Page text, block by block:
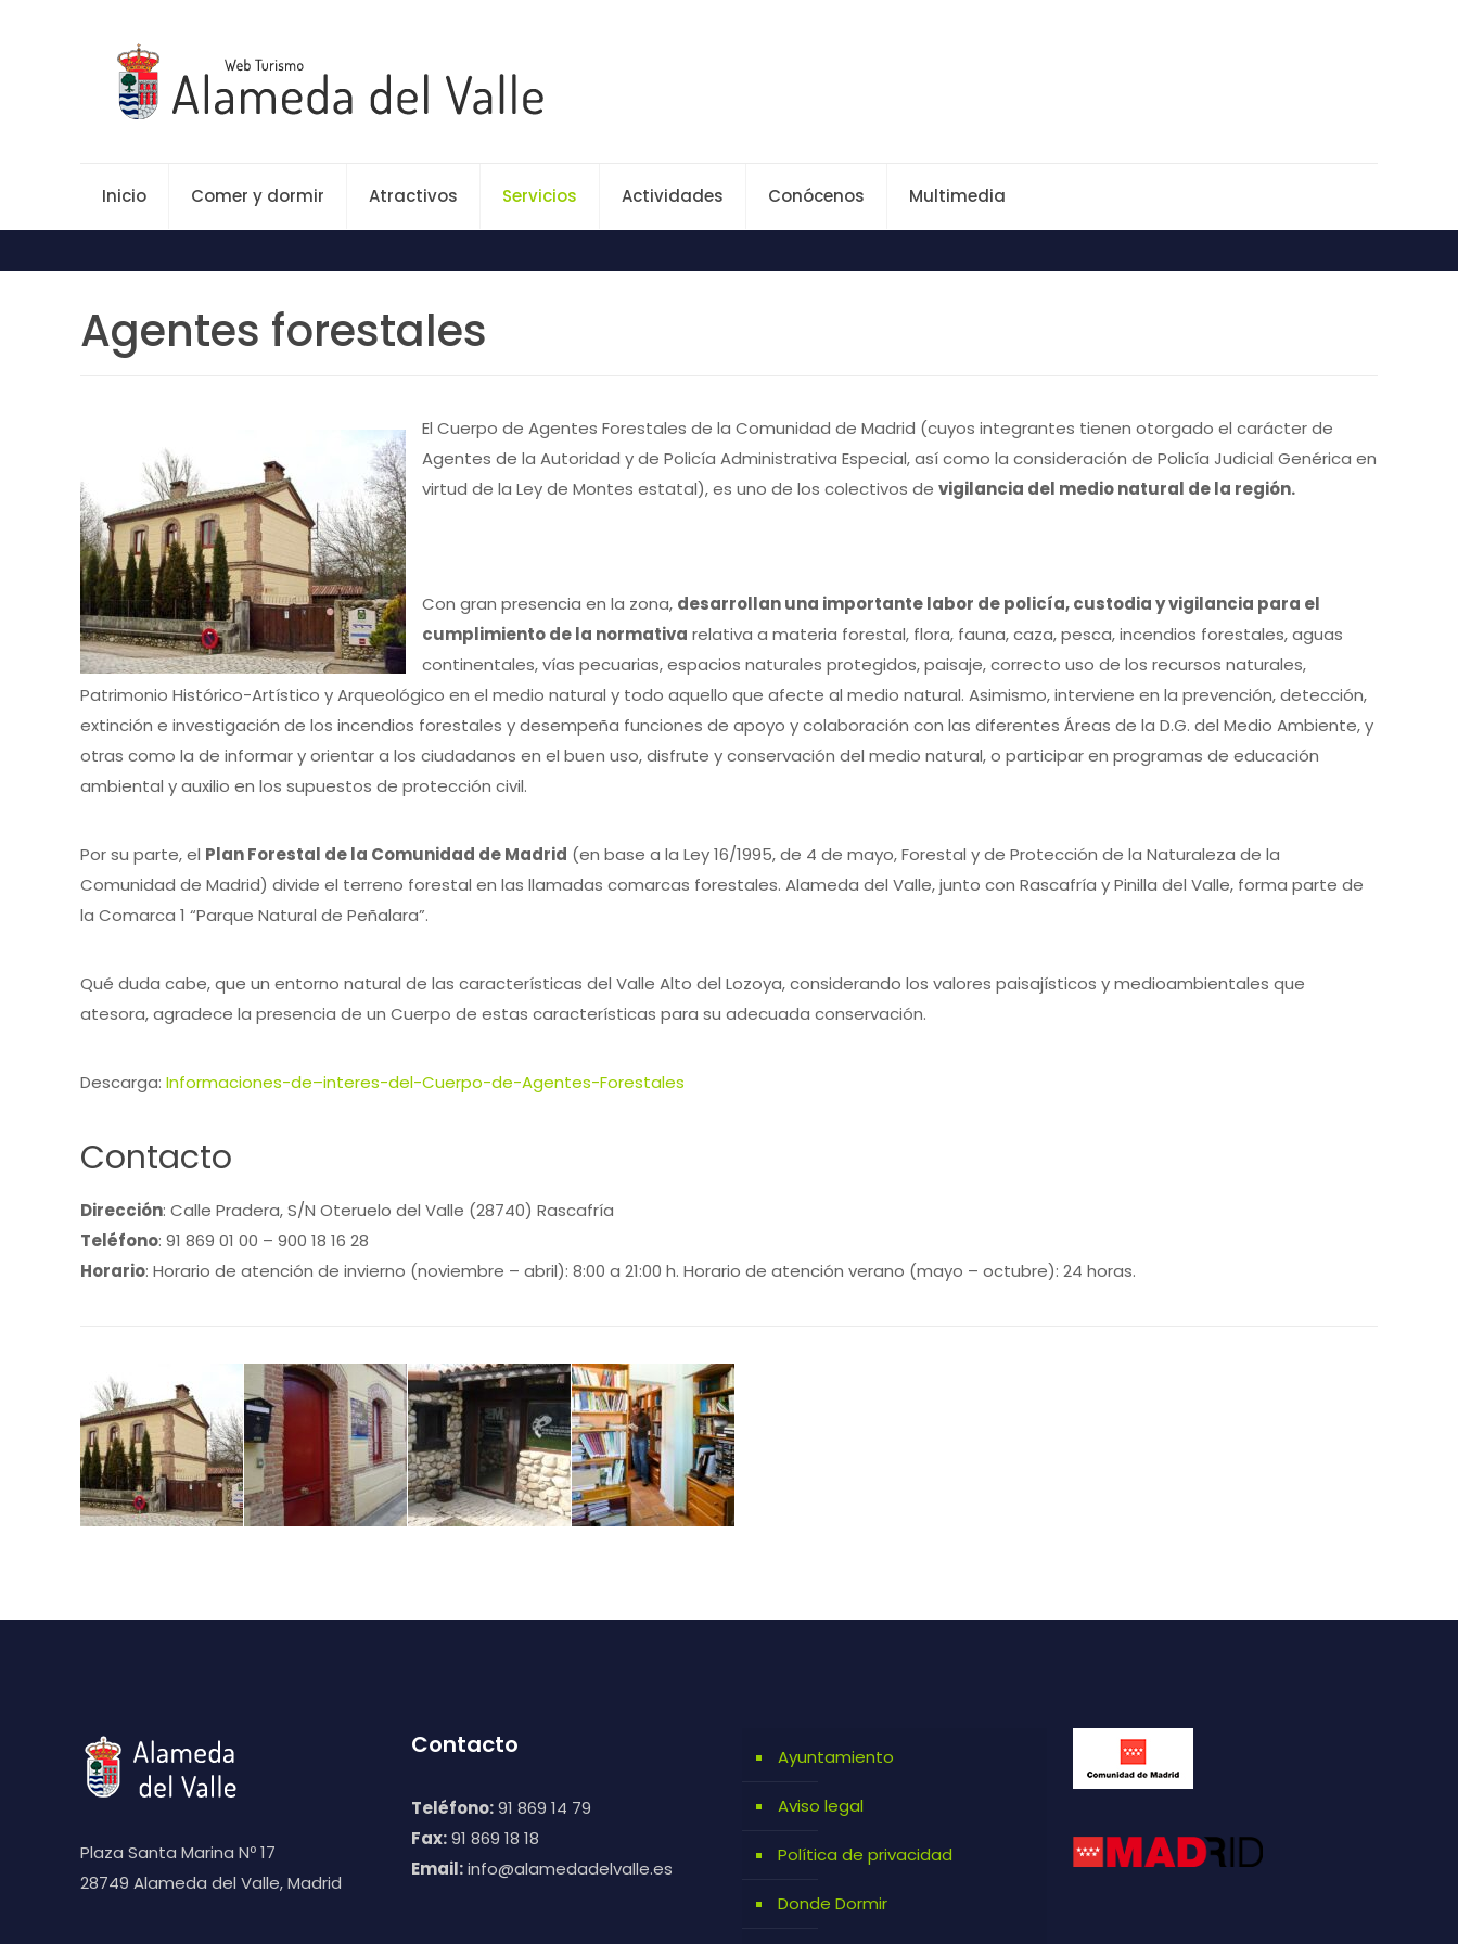
Inicio Comer y dormir Atractivos Servicios Actividades Conócenos Multimedia
Agentes forestales
El Cuerpo de Agentes Forestales de la Comunidad de Madrid (cuyos integrantes tienen otorgado el carácter de
Agentes de la Autoridad y de Policía Administrativa Especial, así como la consideración de Policía Judicial Genérica en
virtud de la Ley de Montes estatal), es uno de los colectivos devigilancia del medio natural de la región.
Con gran presencia en la zona, desarrollan una importante labor de policía, custodia y vigilancia para el
cumplimiento de la normativa relativa a materia forestal, flora, fauna, caza, pesca, incendios forestales, aguas
continentales, vías pecuarias, espacios naturales protegidos, paisaje, correcto uso de los recursos naturales,
Patrimonio Histórico-Artístico y Arqueológico en el medio natural y todo aquello que afecte al medio natural. Asimismo, interviene en la prevención, detección,
extinción e investigación de los incendios forestales y desempeña funciones de apoyo y colaboración con las diferentes Áreas de la D.G. del Medio Ambiente, y
otras como la de informar y orientar a los ciudadanos en el buen uso, disfrute y conservación del medio natural, o participar en programas de educación
ambiental y auxilio en los supuestos de protección civil.
Por su parte, el Plan Forestal de la Comunidad de Madrid (en base a la Ley 16/1995, de 4 de mayo, Forestal y de Protección de la Naturaleza de la
Comunidad de Madrid) divide el terreno forestal en las llamadas comarcas forestales. Alameda del Valle, junto con Rascafría y Pinilla del Valle, forma parte de
la Comarca 1 “Parque Natural de Peñalara”.
Qué duda cabe, que un entorno natural de las características del Valle Alto del Lozoya, considerando los valores paisajísticos y medioambientales que
atesora, agradece la presencia de un Cuerpo de estas características para su adecuada conservación.
Descarga:Informaciones-de–interes-del-Cuerpo-de-Agentes-Forestales
Contacto
Dirección: Calle Pradera, S/N Oteruelo del Valle (28740) Rascafría
Teléfono: 91 869 01 00 – 900 18 16 28
Horario: Horario de atención de invierno (noviembre – abril): 8:00 a 21:00 h. Horario de atención verano (mayo – octubre): 24 horas.
Plaza Santa Marina Nº 17
28749 Alameda del Valle, Madrid
Contacto
Teléfono:91 869 14 79
Fax:91 869 18 18
Email:info@alamedadelvalle.es
Ayuntamiento
Aviso legal
Política de privacidad
Donde Dormir